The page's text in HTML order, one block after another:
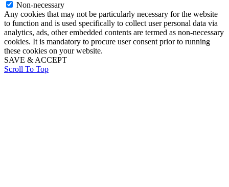
Non-necessary
Any cookies that may not be particularly necessary for the website
to function and is used specifically to collect user personal data via
analytics, ads, other embedded contents are termed as non-necessary
cookies. It is mandatory to procure user consent prior to running
these cookies on your website.
SAVE & ACCEPT
Scroll To Top